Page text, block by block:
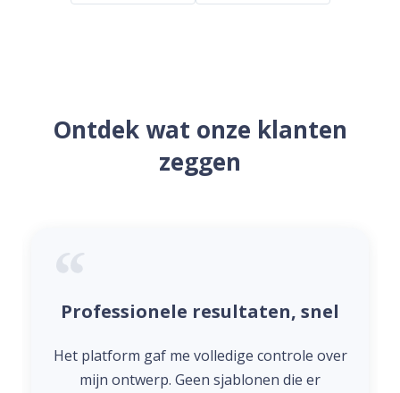
Ontdek wat onze klanten
zeggen
Professionele resultaten, snel
Het platform gaf me volledige controle over
mijn ontwerp. Geen sjablonen die er